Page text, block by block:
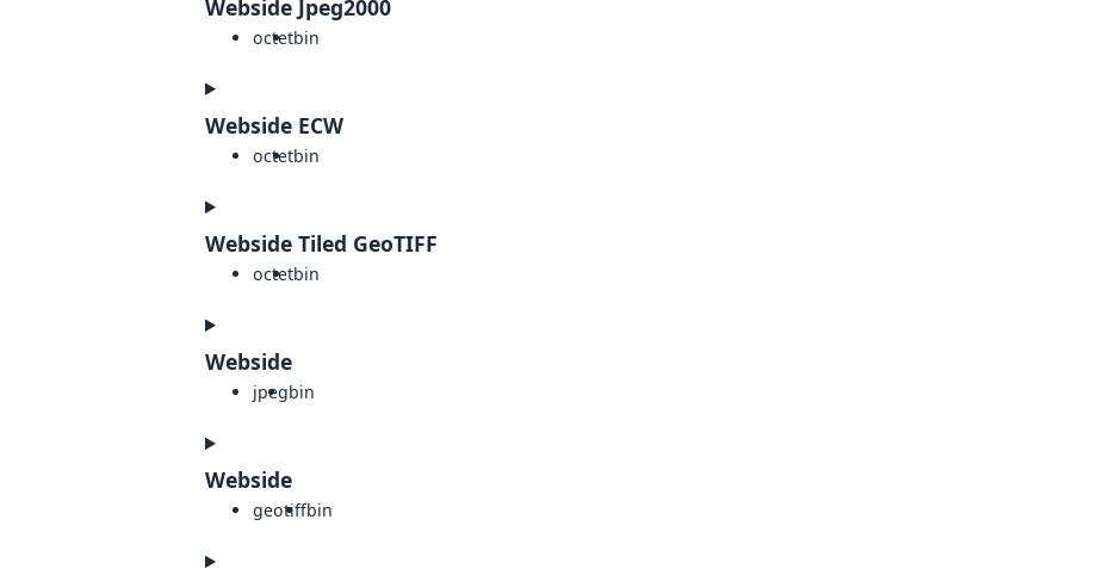
Webside Jpeg2000
octetbin
Webside ECW
octetbin
Webside Tiled GeoTIFF
octetbin
Webside
jpegbin
Webside
geotiffbin